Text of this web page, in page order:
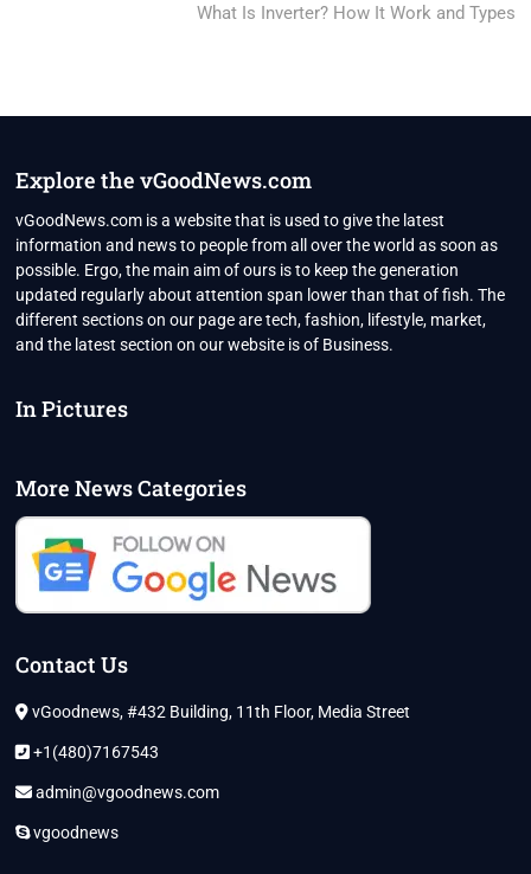
post:
What Is Inverter? How It Work and Types
Explore the vGoodNews.com
vGoodNews.com is a website that is used to give the latest
information and news to people from all over the world as soon as
possible. Ergo, the main aim of ours is to keep the generation
updated regularly about attention span lower than that of fish. The
different sections on our page are tech, fashion, lifestyle, market,
and the latest section on our website is of Business.
In Pictures
More News Categories
Contact Us
vGoodnews, #432 Building, 11th Floor, Media Street
+1(480)7167543
admin@vgoodnews.com
vgoodnews